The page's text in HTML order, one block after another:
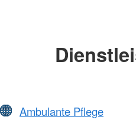
Ambulante Pflege